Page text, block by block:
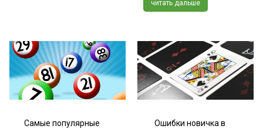
читать дальше
Самые популярные
Ошибки новичка в